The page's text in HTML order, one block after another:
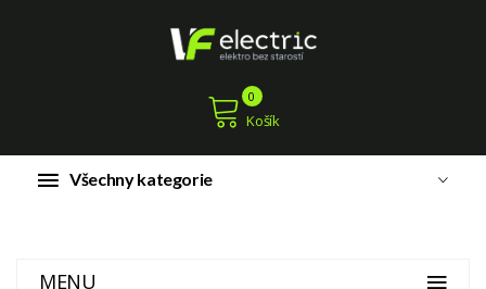
Košík
0
Všechny kategorie
MENU